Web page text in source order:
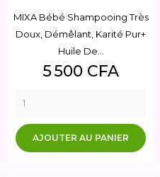
MIXA Bébé Shampooing Très
Doux, Démêlant, Karité Pur+
Huile De...
Prix
5 500 CFA
AJOUTER AU PANIER